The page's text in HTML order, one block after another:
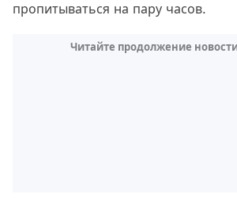
пропитываться на пару часов.
Читайте продолжение